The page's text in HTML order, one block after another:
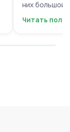
них большой
композиций,
Читать